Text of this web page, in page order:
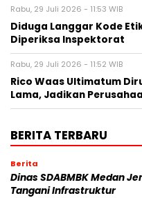
Rabu, 29 Juli 2026 - 11:53 WIB
Diduga Langgar Kode
Diperiksa Inspektorat
Rabu, 29 Juli 2026 - 11:52 WIB
Rico Waas Ultimatum
Lama, Jadikan
BERITA TERBARU
Berita
Dinas SDABMBK Medan
Tangani Infrastruktur